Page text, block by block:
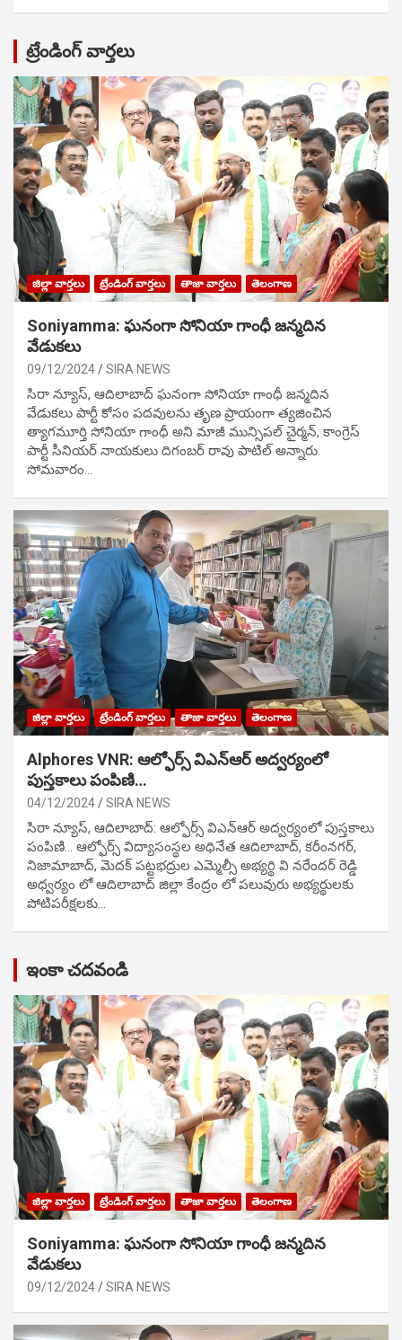
ట్రేండింగ్ వార్తలు
జిల్లా వార్తలు ట్రేండింగ్ వార్తలు తాజా వార్తలు తెలంగాణ
Soniyamma: ఘ‌నంగా సోనియా గాంధీ జ‌న్మ‌దిన
వేడుక‌లు
09/12/2024 SIRA NEWS
సిరా న్యూస్, ఆదిలాబాద్ ఘ‌నంగా సోనియా గాంధీ జ‌న్మ‌దిన
వేడుక‌లు పార్టీ కోసం ప‌ద‌వుల‌ను తృణ ప్రాయంగా త్య‌జించిన
త్యాగమూర్తి సోనియా గాంధీ అని మాజీ మున్సిప‌ల్ చైర్మ‌న్, కాంగ్రెస్
పార్టీ సీనియ‌ర్ నాయ‌కులు దిగంబ‌ర్ రావు పాటిల్ అన్నారు.
సోమవారం…
జిల్లా వార్తలు ట్రేండింగ్ వార్తలు తాజా వార్తలు తెలంగాణ
Alphores VNR: ఆల్ఫోర్స్ విఎన్ఆర్ అద్వర్యంలో
పుస్తకాలు పంపిణి…
04/12/2024 SIRA NEWS
సిరా న్యూస్, ఆదిలాబాద్: ఆల్ఫోర్స్ విఎన్ఆర్ అద్వర్యంలో పుస్తకాలు
పంపిణి… ఆల్ఫోర్స్ విద్యాసంస్థల అధినేత ఆదిలాబాద్, కరీంనగర్,
నిజామాబాద్, మెదక్ పట్టభద్రుల ఎమ్మెల్సీ అభ్యర్థి వి నరేందర్ రెడ్డి
అధ్వర్యం లో ఆదిలాబాద్ జిల్లా కేంద్రం లో పలువురు అభ్యర్థులకు
పోటిప‌రీక్ష‌ల‌కు…
ఇంకా చదవండి
జిల్లా వార్తలు ట్రేండింగ్ వార్తలు తాజా వార్తలు తెలంగాణ
Soniyamma: ఘ‌నంగా సోనియా గాంధీ జ‌న్మ‌దిన
వేడుక‌లు
09/12/2024 SIRA NEWS